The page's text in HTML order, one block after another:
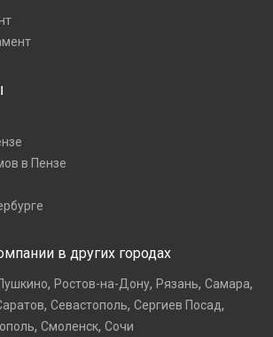
в Пензе
в других городах
, Ростов-на-Дону, Рязань, Самара,
, Севастополь, Сергиев Посад,
, Смоленск, Сочи